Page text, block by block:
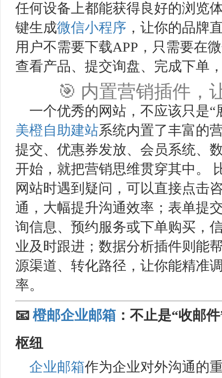
任何设备上都能获得良好的浏览
键生成微信小程序 ，让你的品牌
用户不需要下载APP，只需要在
查看产品、提交询盘、完成下单
🎯 内置营销插件，
一个优秀的网站，不应该只是“
美橙自助建站系统内置了丰富的
提交、优惠券发放、会员系统、
开始，就把营销思维贯穿其中。
网站时遇到疑问，可以直接点击
通，大幅提升沟通效率；表单提
询信息、预约服务或下单购买，
业及时跟进；数据分析插件则能
源渠道、转化路径，让你能精准
率。
📧 橙邮企业邮箱 ：不止是“收邮
枢纽
企业邮箱作为企业对外沟通的